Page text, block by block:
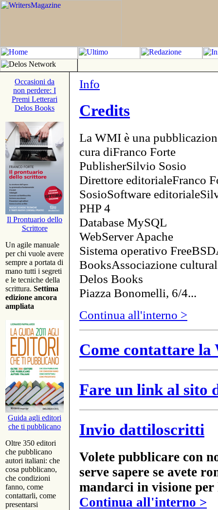
Occasioni da
non perdere: I
Premi Letterari
Delos Books
Il Prontuario dello
Scrittore
Un agile manuale
per chi vuole avere
sempre a portata di
mano tutti i segreti
e le tecniche della
scrittura. Settima
edizione ancora
ampliata
Guida agli editori
che ti pubblicano
Oltre 350 editori
che pubblicano
autori italiani: che
cosa pubblicano,
che condizioni
fanno, come
contattarli, come
presentarsi
Info
Credits
La WMI è una
cura diFranco Forte
PublisherSilvio Sosio
Direttore editorialeFranco
SosioSoftware
PHP 4
Database MySQL
WebServer Apache
Sistema operativo
BooksAssociazione
Delos Books
Piazza Bonomelli, 6/4...
Continua all'interno >
Come contattare
Fare un link al sito
Invio dattiloscritti
Volete pubblicare con
serve sapere se avete
mandarci in visione
Continua all'interno >